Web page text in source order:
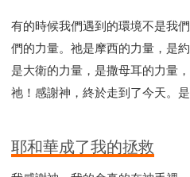
有的時候我們遇到的環境不是我
們的力量。祂是摩西的力量，是
是大衛的力量，是撒母耳的力量
祂！感謝神，終於走到了今天。
耶和華成了我的拯救